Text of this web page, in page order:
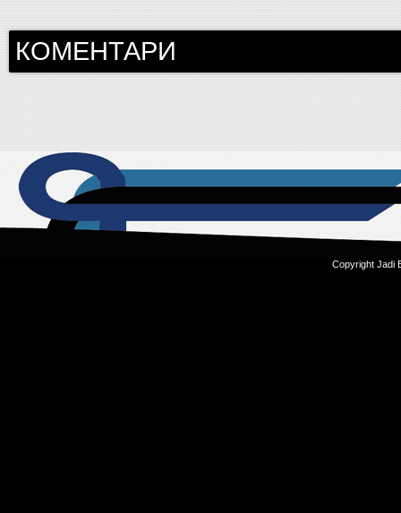
КОМЕНТАРИ
Copyright Jadi